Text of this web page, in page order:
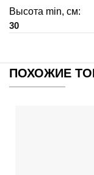
Высота min, см:
30
ПОХОЖИЕ